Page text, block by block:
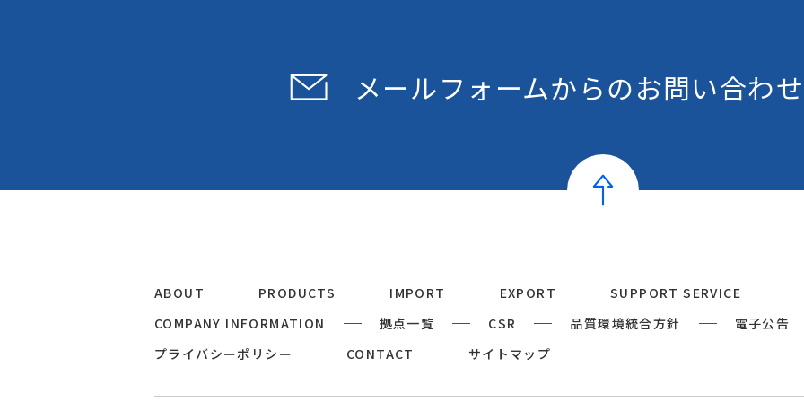
メールフォームからのお問い合わ
ABOUT PRODUCTS IMPORT EXPORT
SUPPORT SERVICE
COMPANY INFORMATION
拠点一覧 CSR 品質環境統合方針
電子公告
プライバシーポリシー
CONTACT サイトマップ